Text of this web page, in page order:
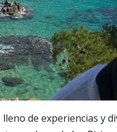
de experiencias y